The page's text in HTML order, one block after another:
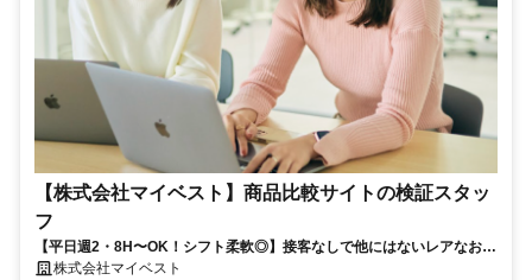
【株式会社マイベスト】商品比較サイトの検証スタッ
フ
【平日週2・8H〜OK！シフト柔軟◎】接客なしで他にはないレアなお仕
事。20〜30代中心の職場。平均継続年数1年5ヶ月で長期で働きやすい◎
株式会社マイベスト